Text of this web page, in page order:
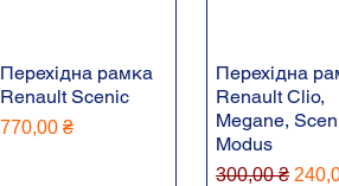
Перехідна рамка
Renault Sceniс
Ціна
770,00 ₴
Перехідна
Renault Clio,
Megane,
Modus
Звичайна
300,00 ₴ За